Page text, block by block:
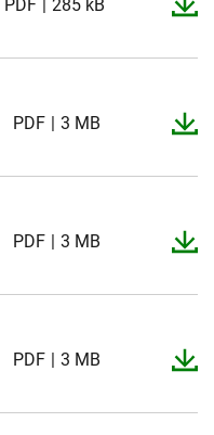
PDF 285 kB
PDF 3 MB
PDF 3 MB
PDF 3 MB